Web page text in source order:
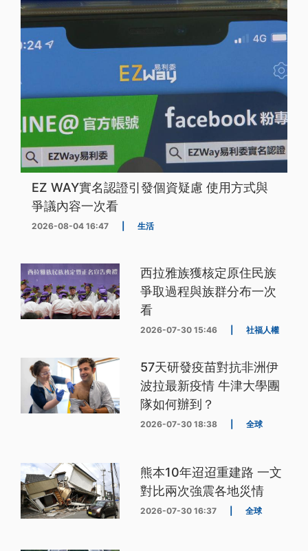
EZ WAY實名認證引發個資疑慮 使用方式與
爭議內容一次看
2026-08-04 16:47 生活
西拉雅族獲核定原住民族
爭取過程與族群分布一次
看
2026-07-30 15:46 社福人權
57天研發疫苗對抗非洲伊
波拉最新疫情 牛津大學團
隊如何辦到？
2026-07-30 18:38 全球
熊本10年迢迢重建路 一文
對比兩次強震各地災情
2026-07-30 16:37 全球